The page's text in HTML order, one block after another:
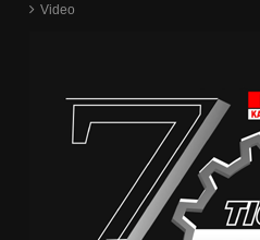
Video